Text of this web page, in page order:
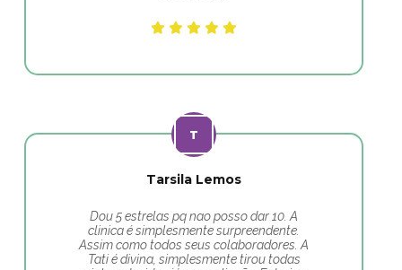
Tarsila Lemos
Dou 5 estrelas pq nao posso dar 10. A
clinica é simplesmente surpreendente.
Assim como todos seus colaboradores. A
Tati é divina, simplesmente tirou todas